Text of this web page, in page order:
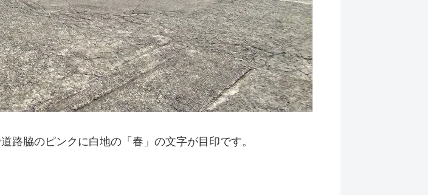
路脇のピンクに白地の「春」の文字が目印です。